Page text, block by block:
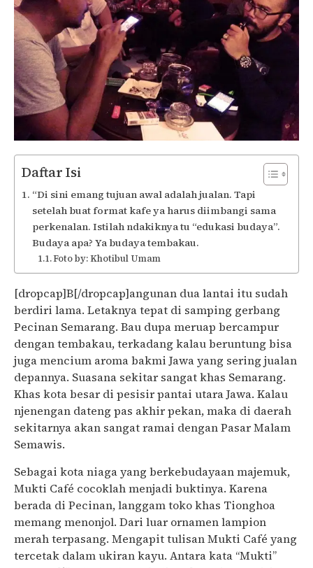
Daftar Isi
“Di sini emang tujuan awal adalah jualan. Tapi
setelah buat format kafe ya harus diimbangi sama
perkenalan. Istilah ndakiknya tu “edukasi budaya”.
Budaya apa? Ya budaya tembakau.
Foto by: Khotibul Umam
[dropcap]B[/dropcap]angunan dua lantai itu sudah
berdiri lama. Letaknya tepat di samping gerbang
Pecinan Semarang. Bau dupa meruap bercampur
dengan tembakau, terkadang kalau beruntung bisa
juga mencium aroma bakmi Jawa yang sering jualan
depannya. Suasana sekitar sangat khas Semarang.
Khas kota besar di pesisir pantai utara Jawa. Kalau
njenengan dateng pas akhir pekan, maka di daerah
sekitarnya akan sangat ramai dengan Pasar Malam
Semawis.
Sebagai kota niaga yang berkebudayaan majemuk,
Mukti Café cocoklah menjadi buktinya. Karena
berada di Pecinan, langgam toko khas Tionghoa
memang menonjol. Dari luar ornamen lampion
merah terpasang. Mengapit tulisan Mukti Café yang
tercetak dalam ukiran kayu. Antara kata “Mukti”